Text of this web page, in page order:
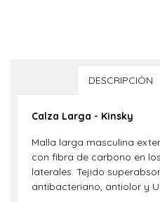
DESCRIPCIÓN
Calza Larga - Kinsky
Malla larga masculina
con fibra de carbono en
laterales. Tejido
antibacteriano, antiolor y